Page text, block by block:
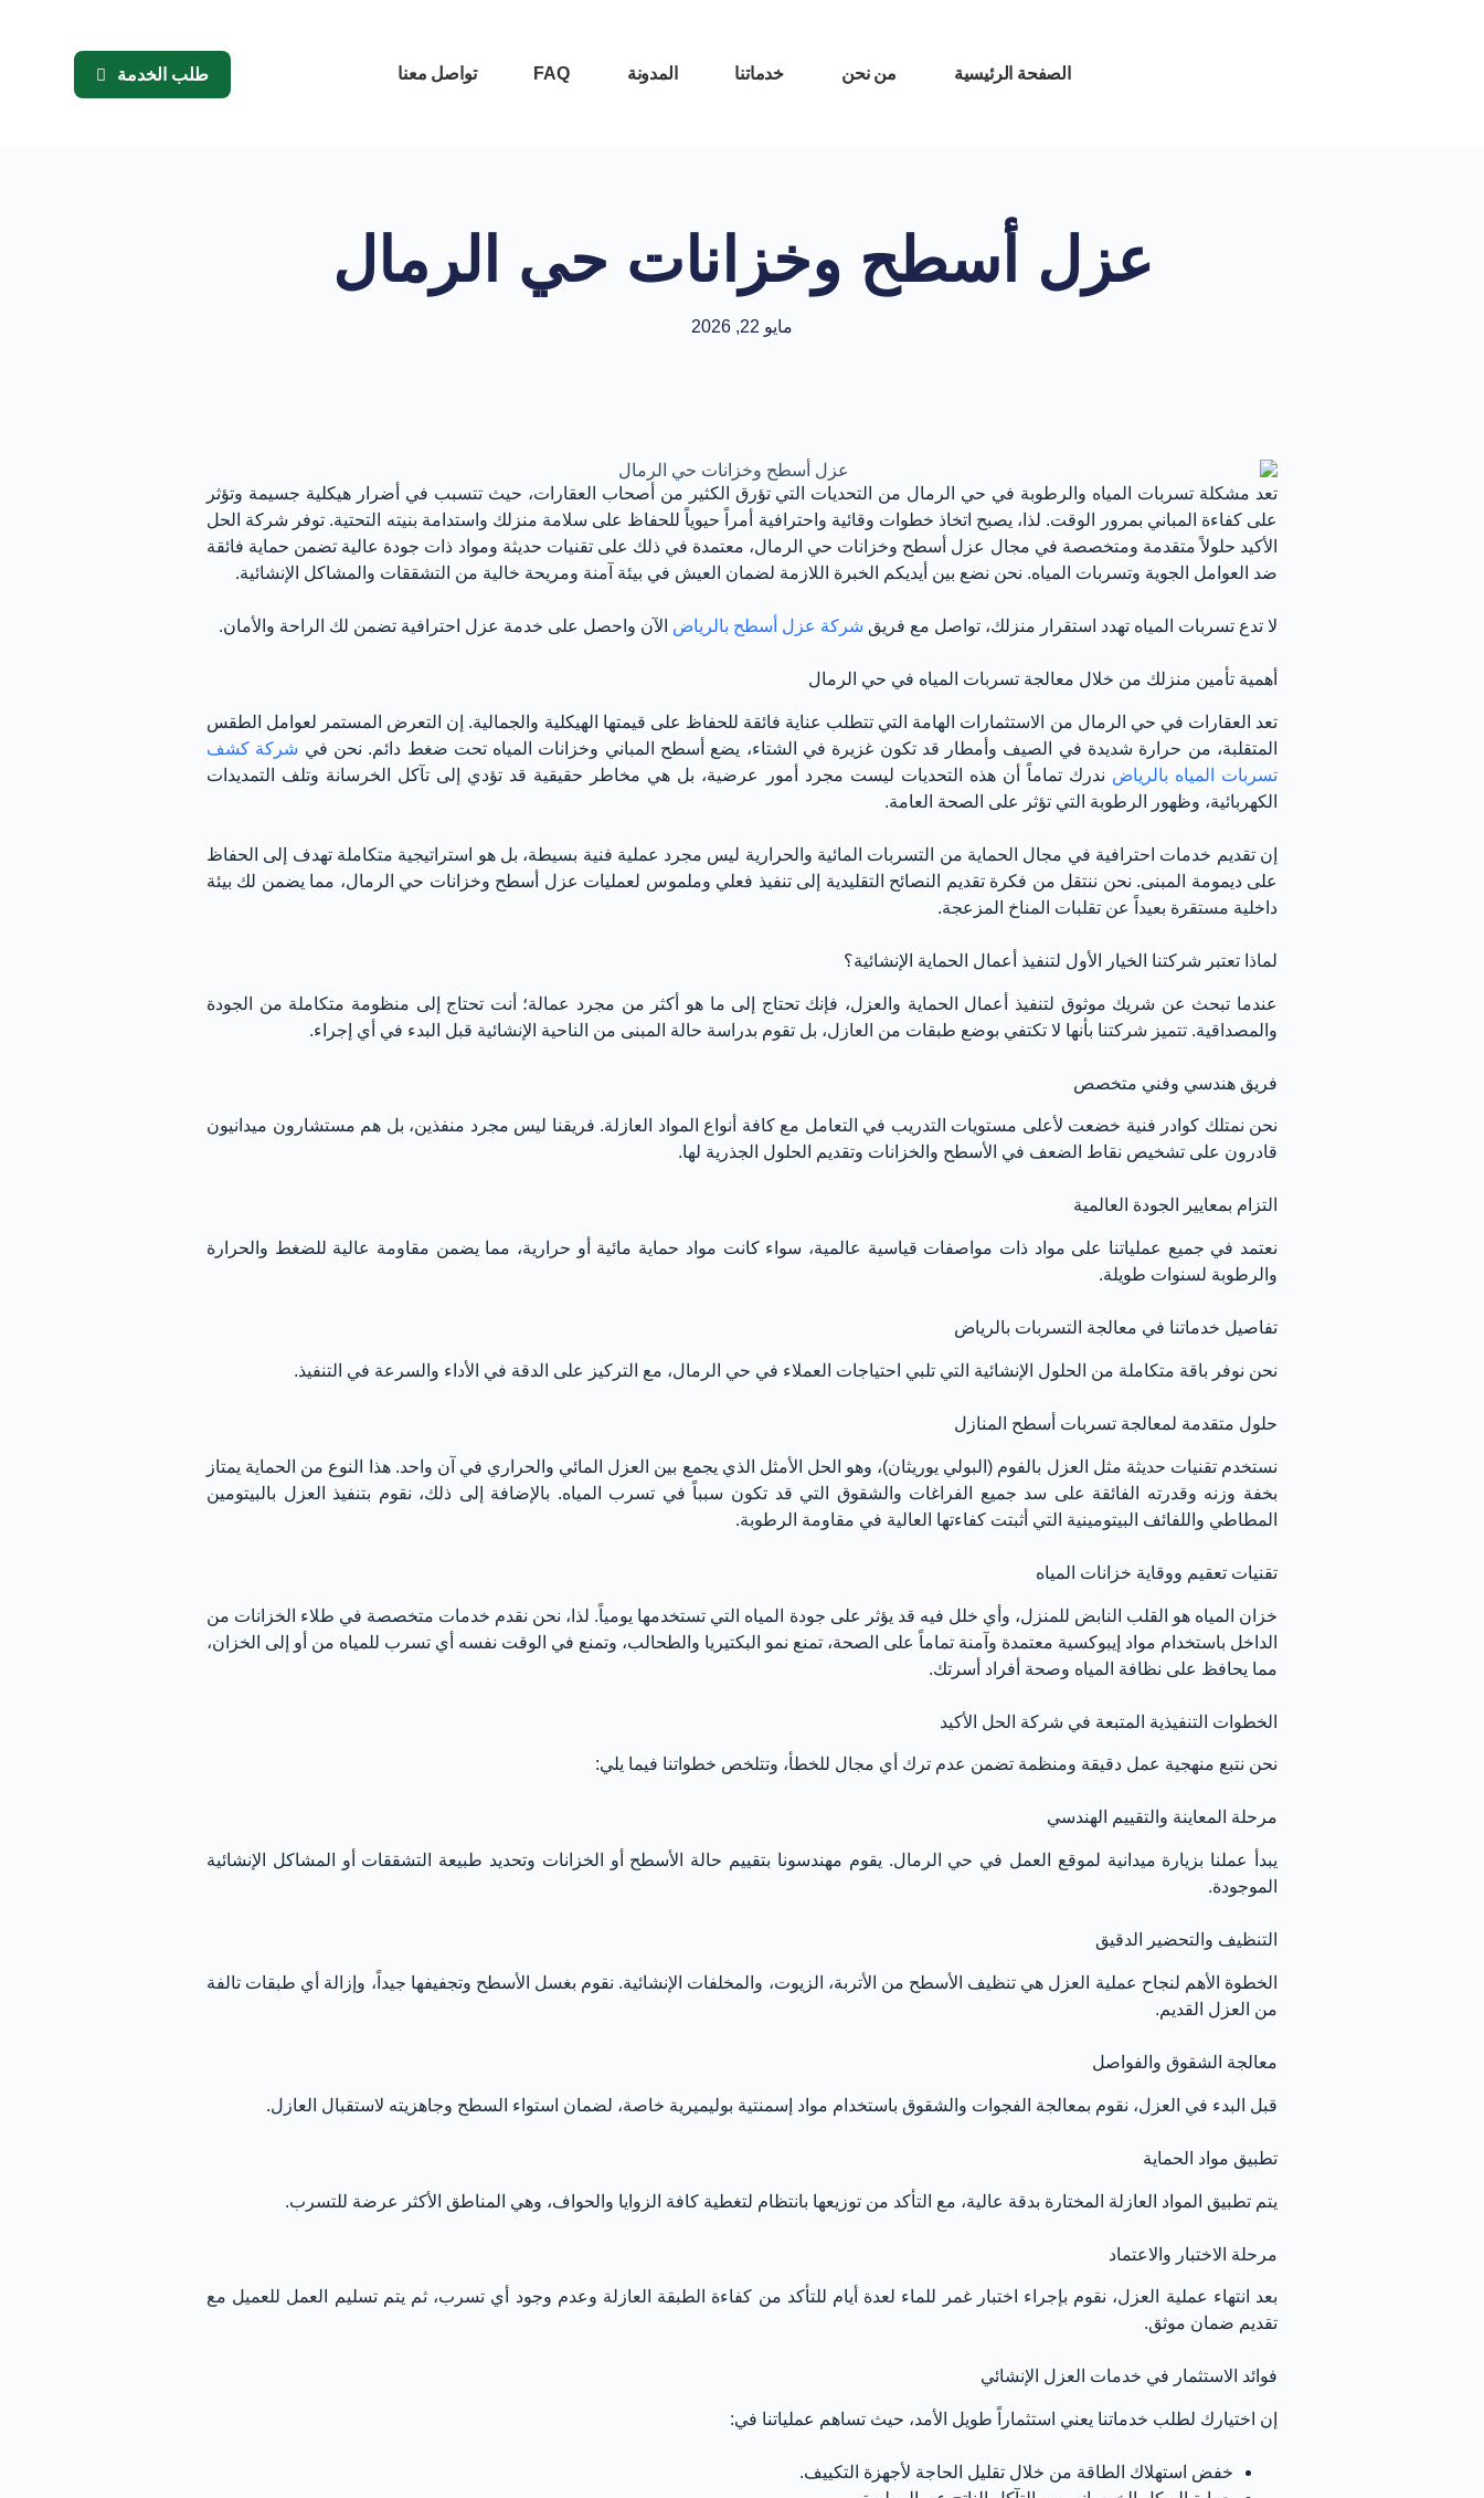
الصفحة الرئيسية من نحن خدماتنا المدونة FAQ تواصل معنا طلب الخدمة
عزل أسطح وخزانات حي الرمال
مايو 22, 2026
تعد مشكلة تسربات المياه والرطوبة في حي الرمال من التحديات التي تؤرق الكثير من أصحاب العقارات، حيث تتسبب في أضرار هيكلية جسيمة وتؤثر
على كفاءة المباني بمرور الوقت. لذا، يصبح اتخاذ خطوات وقائية واحترافية أمراً حيوياً للحفاظ على سلامة منزلك واستدامة بنيته التحتية. توفر شركة الحل
الأكيد حلولاً متقدمة ومتخصصة في مجال عزل أسطح وخزانات حي الرمال، معتمدة في ذلك على تقنيات حديثة ومواد ذات جودة عالية تضمن حماية فائقة
ضد العوامل الجوية وتسربات المياه. نحن نضع بين أيديكم الخبرة اللازمة لضمان العيش في بيئة آمنة ومريحة خالية من التشققات والمشاكل الإنشائية.
لا تدع تسربات المياه تهدد استقرار منزلك، تواصل مع فريق شركة عزل أسطح بالرياض الآن واحصل على خدمة عزل احترافية تضمن لك الراحة والأمان.
أهمية تأمين منزلك من خلال معالجة تسربات المياه في حي الرمال
تعد العقارات في حي الرمال من الاستثمارات الهامة التي تتطلب عناية فائقة للحفاظ على قيمتها الهيكلية والجمالية. إن التعرض المستمر لعوامل الطقس
المتقلبة، من حرارة شديدة في الصيف وأمطار قد تكون غزيرة في الشتاء، يضع أسطح المباني وخزانات المياه تحت ضغط دائم. نحن في شركة كشف
تسربات المياه بالرياض ندرك تماماً أن هذه التحديات ليست مجرد أمور عرضية، بل هي مخاطر حقيقية قد تؤدي إلى تآكل الخرسانة وتلف التمديدات
الكهربائية، وظهور الرطوبة التي تؤثر على الصحة العامة.
إن تقديم خدمات احترافية في مجال الحماية من التسربات المائية والحرارية ليس مجرد عملية فنية بسيطة، بل هو استراتيجية متكاملة تهدف إلى الحفاظ
على ديمومة المبنى. نحن ننتقل من فكرة تقديم النصائح التقليدية إلى تنفيذ فعلي وملموس لعمليات عزل أسطح وخزانات حي الرمال، مما يضمن لك بيئة
داخلية مستقرة بعيداً عن تقلبات المناخ المزعجة.
لماذا تعتبر شركتنا الخيار الأول لتنفيذ أعمال الحماية الإنشائية؟
عندما تبحث عن شريك موثوق لتنفيذ أعمال الحماية والعزل، فإنك تحتاج إلى ما هو أكثر من مجرد عمالة؛ أنت تحتاج إلى منظومة متكاملة من الجودة
والمصداقية. تتميز شركتنا بأنها لا تكتفي بوضع طبقات من العازل، بل تقوم بدراسة حالة المبنى من الناحية الإنشائية قبل البدء في أي إجراء.
فريق هندسي وفني متخصص
نحن نمتلك كوادر فنية خضعت لأعلى مستويات التدريب في التعامل مع كافة أنواع المواد العازلة. فريقنا ليس مجرد منفذين، بل هم مستشارون ميدانيون
قادرون على تشخيص نقاط الضعف في الأسطح والخزانات وتقديم الحلول الجذرية لها.
التزام بمعايير الجودة العالمية
نعتمد في جميع عملياتنا على مواد ذات مواصفات قياسية عالمية، سواء كانت مواد حماية مائية أو حرارية، مما يضمن مقاومة عالية للضغط والحرارة
والرطوبة لسنوات طويلة.
تفاصيل خدماتنا في معالجة التسربات بالرياض
نحن نوفر باقة متكاملة من الحلول الإنشائية التي تلبي احتياجات العملاء في حي الرمال، مع التركيز على الدقة في الأداء والسرعة في التنفيذ.
حلول متقدمة لمعالجة تسربات أسطح المنازل
نستخدم تقنيات حديثة مثل العزل بالفوم (البولي يوريثان)، وهو الحل الأمثل الذي يجمع بين العزل المائي والحراري في آن واحد. هذا النوع من الحماية يمتاز
بخفة وزنه وقدرته الفائقة على سد جميع الفراغات والشقوق التي قد تكون سبباً في تسرب المياه. بالإضافة إلى ذلك، نقوم بتنفيذ العزل بالبيتومين
المطاطي واللفائف البيتومينية التي أثبتت كفاءتها العالية في مقاومة الرطوبة.
تقنيات تعقيم ووقاية خزانات المياه
خزان المياه هو القلب النابض للمنزل، وأي خلل فيه قد يؤثر على جودة المياه التي تستخدمها يومياً. لذا، نحن نقدم خدمات متخصصة في طلاء الخزانات من
الداخل باستخدام مواد إيبوكسية معتمدة وآمنة تماماً على الصحة، تمنع نمو البكتيريا والطحالب، وتمنع في الوقت نفسه أي تسرب للمياه من أو إلى الخزان،
مما يحافظ على نظافة المياه وصحة أفراد أسرتك.
الخطوات التنفيذية المتبعة في شركة الحل الأكيد
نحن نتبع منهجية عمل دقيقة ومنظمة تضمن عدم ترك أي مجال للخطأ، وتتلخص خطواتنا فيما يلي:
مرحلة المعاينة والتقييم الهندسي
يبدأ عملنا بزيارة ميدانية لموقع العمل في حي الرمال. يقوم مهندسونا بتقييم حالة الأسطح أو الخزانات وتحديد طبيعة التشققات أو المشاكل الإنشائية
الموجودة.
التنظيف والتحضير الدقيق
الخطوة الأهم لنجاح عملية العزل هي تنظيف الأسطح من الأتربة، الزيوت، والمخلفات الإنشائية. نقوم بغسل الأسطح وتجفيفها جيداً، وإزالة أي طبقات تالفة
من العزل القديم.
معالجة الشقوق والفواصل
قبل البدء في العزل، نقوم بمعالجة الفجوات والشقوق باستخدام مواد إسمنتية بوليميرية خاصة، لضمان استواء السطح وجاهزيته لاستقبال العازل.
تطبيق مواد الحماية
يتم تطبيق المواد العازلة المختارة بدقة عالية، مع التأكد من توزيعها بانتظام لتغطية كافة الزوايا والحواف، وهي المناطق الأكثر عرضة للتسرب.
مرحلة الاختبار والاعتماد
بعد انتهاء عملية العزل، نقوم بإجراء اختبار غمر للماء لعدة أيام للتأكد من كفاءة الطبقة العازلة وعدم وجود أي تسرب، ثم يتم تسليم العمل للعميل مع
تقديم ضمان موثق.
فوائد الاستثمار في خدمات العزل الإنشائي
إن اختيارك لطلب خدماتنا يعني استثماراً طويل الأمد، حيث تساهم عملياتنا في:
خفض استهلاك الطاقة من خلال تقليل الحاجة لأجهزة التكييف.